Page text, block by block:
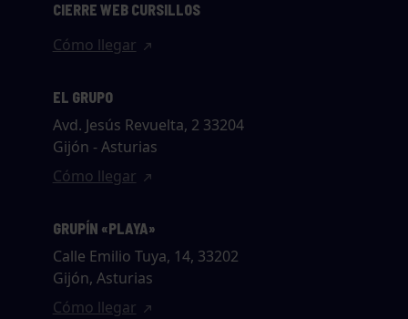
CIERRE WEB CURSILLOS
Cómo llegar
EL GRUPO
Avd. Jesús Revuelta, 2 33204
Gijón - Asturias
Cómo llegar
GRUPÍN «PLAYA»
Calle Emilio Tuya, 14, 33202
Gijón, Asturias
Cómo llegar